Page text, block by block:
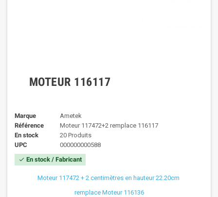
MOTEUR 116117
Marque
Ametek
Référence
Moteur 117472+2 remplace 116117
En stock
20 Produits
UPC
000000000588
check En stock / Fabricant
Moteur 117472 + 2 centimètres en hauteur 22.20cm
remplace Moteur 116136